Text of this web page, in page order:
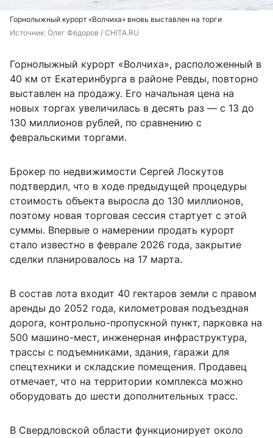
Горнолыжный курорт «Волчиха» вновь выставлен на торги
Источник: Олег Фёдоров / CHITA.RU
Горнолыжный курорт «Волчиха», расположенный в
40 км от Екатеринбурга в районе Ревды, повторно
выставлен на продажу. Его начальная цена на
новых торгах увеличилась в десять раз — с 13 до
130 миллионов рублей, по сравнению с
февральскими торгами.
Брокер по недвижимости Сергей Лоскутов
подтвердил, что в ходе предыдущей процедуры
стоимость объекта выросла до 130 миллионов,
поэтому новая торговая сессия стартует с этой
суммы. Впервые о намерении продать курорт
стало известно в феврале 2026 года, закрытие
сделки планировалось на 17 марта.
В состав лота входит 40 гектаров земли с правом
аренды до 2052 года, километровая подъездная
дорога, контрольно-пропускной пункт, парковка на
500 машино-мест, инженерная инфраструктура,
трассы с подъемниками, здания, гаражи для
спецтехники и складские помещения. Продавец
отмечает, что на территории комплекса можно
оборудовать до шести дополнительных трасс.
В Свердловской области функционирует около